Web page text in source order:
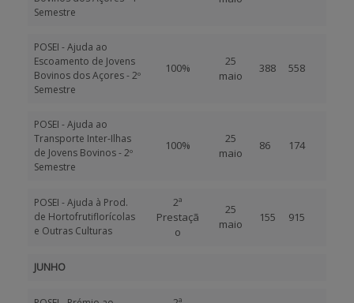
Semestre
POSEI - Ajuda ao
Escoamento de Jovens
Bovinos dos Açores - 2º
Semestre
100%
25
maio
388 558
POSEI - Ajuda ao
Transporte Inter-Ilhas
de Jovens Bovinos - 2º
Semestre
100%
25
maio
86 174
POSEI - Ajuda à Prod.
de Hortofrutiflorícolas
e Outras Culturas
2ª
Prestaçã
o
25
maio
155 915
JUNHO